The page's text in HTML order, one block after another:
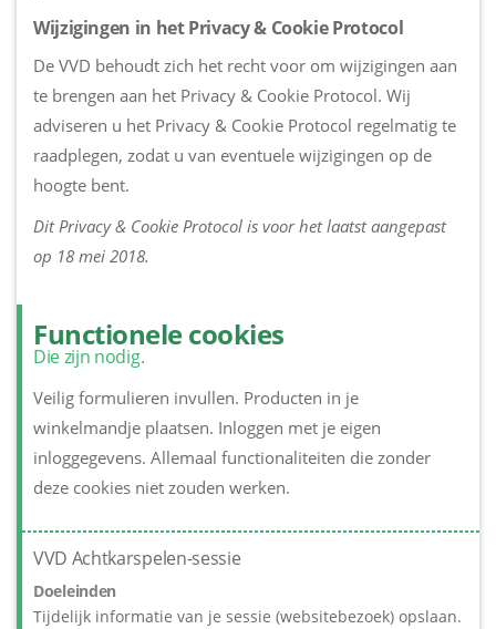
Wijzigingen in het Privacy & Cookie Protocol
De VVD behoudt zich het recht voor om wijzigingen aan
te brengen aan het Privacy & Cookie Protocol. Wij
adviseren u het Privacy & Cookie Protocol regelmatig te
raadplegen, zodat u van eventuele wijzigingen op de
hoogte bent.
Dit Privacy & Cookie Protocol is voor het laatst aangepast
op 18 mei 2018.
Functionele cookies
Die zijn nodig.
Veilig formulieren invullen. Producten in je
winkelmandje plaatsen. Inloggen met je eigen
inloggegevens. Allemaal functionaliteiten die zonder
deze cookies niet zouden werken.
VVD Achtkarspelen-sessie
Doeleinden
Tijdelijk informatie van je sessie (websitebezoek) opslaan.